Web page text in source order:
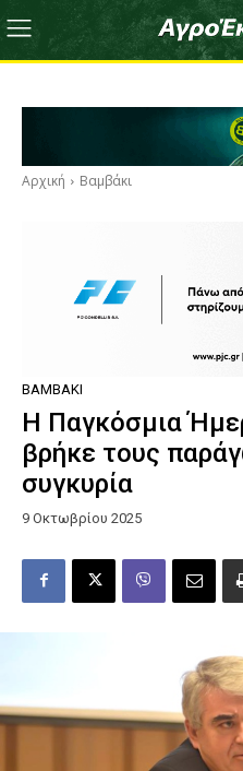
Αρχική Βαμβάκι
ΒΑΜΒΆΚΙ
Η Παγκόσμια
βρήκε τους
συγκυρία
9 Οκτωβρίου 2025